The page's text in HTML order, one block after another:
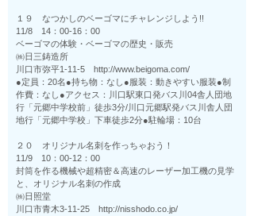
１９ なつかしのベーゴマにチャレンジしよう!!
11/8 14：00-16：00
ベーゴマの体験・ベーゴマの歴史・販売
㈱日三鋳造所
川口市弥平1-11-5 http://www.beigoma.com/
●定員：20名●持ち物：なし●服装：動きやすい服装●制
作費：なし●アクセス：川口駅東口発バス川04舎人団地
行「元郷中学校前」徒歩3分/川口元郷駅発バス川舎人団
地行「元郷中学校」下車徒歩2分●駐輪場：10台
２０ オリジナル名刺を作っちゃおう！
11/9 10：00-12：00
封筒を作る機械や超精密＆高速のレーザー加工機の見学
と、オリジナル名刺の作成
㈱日照堂
川口市青木3-11-25 http://nisshodo.co.jp/